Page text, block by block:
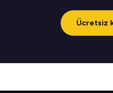
Ücretsiz